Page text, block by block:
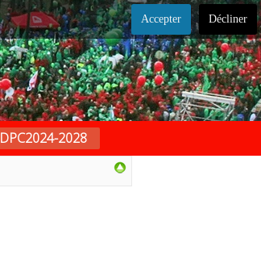
DPC2024-2028
Accepter Décliner